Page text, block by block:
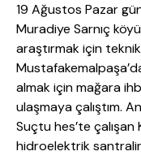
19 Ağustos Pazar
Muradiye Sarnıç
araştırmak için
almak için mağara
ulaşmaya çalıştım.
Suçtu hes’te
hidroelektrik